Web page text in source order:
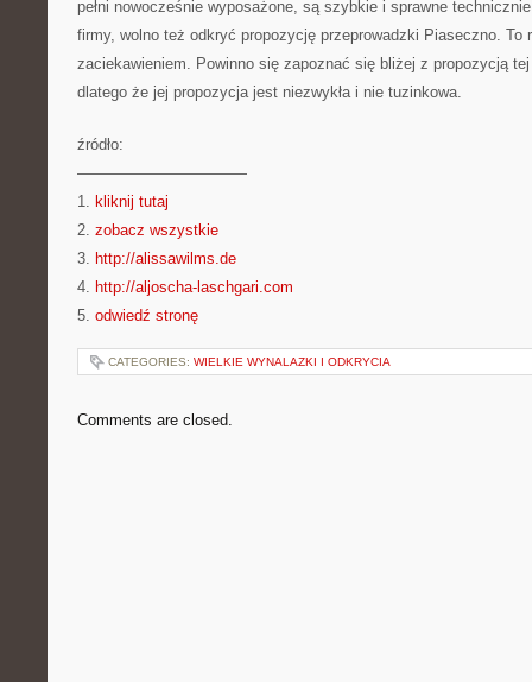
pełni nowocześnie wyposażone, są szybkie i sprawne
firmy, wolno też odkryć propozycję przeprowadzki Piaseczno.
zaciekawieniem. Powinno się zapoznać się bliżej z propozycją
dlatego że jej propozycja jest niezwykła i nie tuzinkowa.
źródło:
———————————
1. kliknij tutaj
2. zobacz wszystkie
3. http://alissawilms.de
4. http://aljoscha-laschgari.com
5. odwiedź stronę
CATEGORIES: WIELKIE WYNALAZKI I ODKRYCIA
Comments are closed.